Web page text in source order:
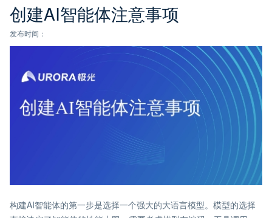
创建AI智能体注意事项
发布时间：
构建AI智能体的第一步是选择一个强大的大语言模型。模型的选择